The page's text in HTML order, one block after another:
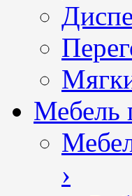
Мебель
›